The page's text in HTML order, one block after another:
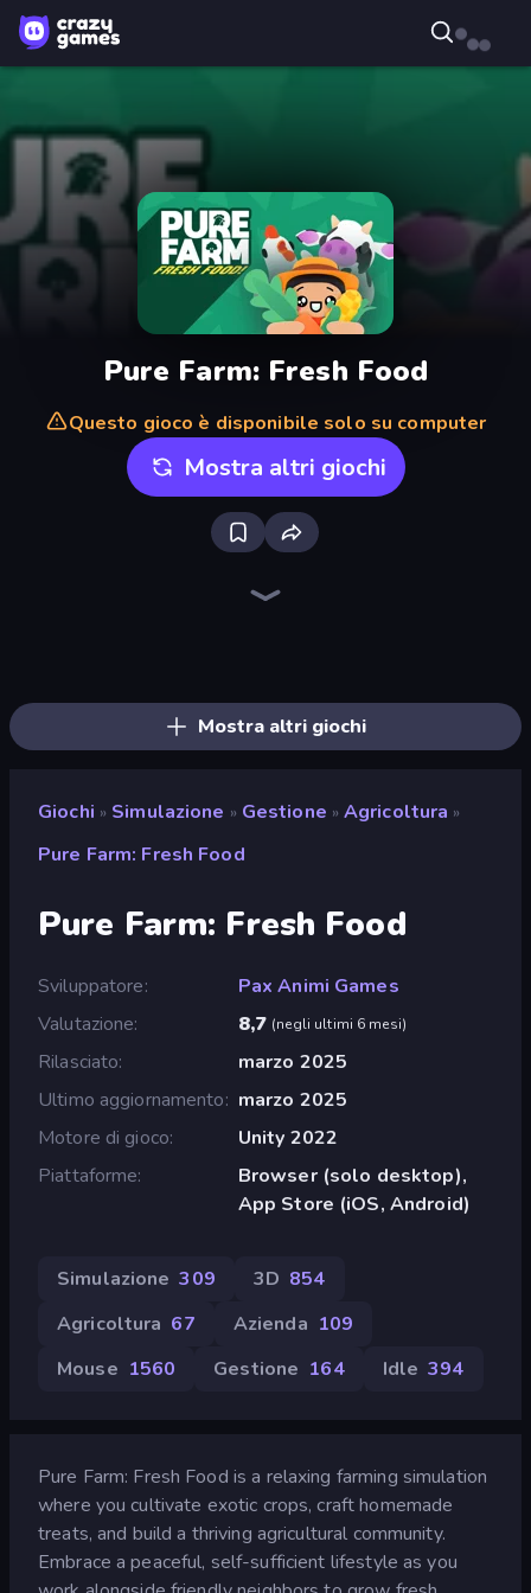
Pure Farm: Fresh Food
Questo gioco è disponibile solo su computer
Mostra altri giochi
Mostra altri giochi
Giochi » Simulazione » Gestione » Agricoltura »
Pure Farm: Fresh Food
Pure Farm: Fresh Food
Sviluppatore
Pax Animi Games
Valutazione
8,7 (negli ultimi 6 mesi)
Rilasciato
marzo 2025
Ultimo aggiornamento
marzo 2025
Motore di gioco
Unity 2022
Piattaforme
Browser (solo desktop),
App Store (iOS, Android)
Simulazione 309 3D 854
Agricoltura 67 Azienda 109
Mouse 1560 Gestione 164 Idle 394
Pure Farm: Fresh Food is a relaxing farming simulation
where you cultivate exotic crops, craft homemade
treats, and build a thriving agricultural community.
Embrace a peaceful, self-sufficient lifestyle as you